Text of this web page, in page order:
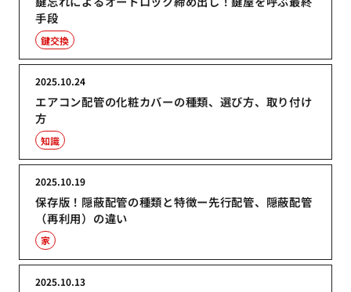
手段
鍵交換
エアコン配管の化粧カバーの種類、選び方、取り付け
方
2025.10.24
知識
保存版！隠蔽配管の種類と特徴ー先行配管、隠蔽配管
（再利用）の違い
2025.10.19
家
2025.10.13